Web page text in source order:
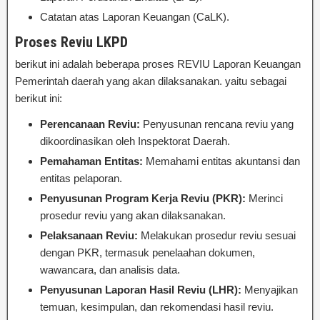
Catatan atas Laporan Keuangan (CaLK).
Proses Reviu LKPD
berikut ini adalah beberapa proses REVIU Laporan Keuangan
Pemerintah daerah yang akan dilaksanakan. yaitu sebagai
berikut ini:
Perencanaan Reviu: Penyusunan rencana reviu yang
dikoordinasikan oleh Inspektorat Daerah.
Pemahaman Entitas: Memahami entitas akuntansi dan
entitas pelaporan.
Penyusunan Program Kerja Reviu (PKR): Merinci
prosedur reviu yang akan dilaksanakan.
Pelaksanaan Reviu: Melakukan prosedur reviu sesuai
dengan PKR, termasuk penelaahan dokumen,
wawancara, dan analisis data.
Penyusunan Laporan Hasil Reviu (LHR): Menyajikan
temuan, kesimpulan, dan rekomendasi hasil reviu.